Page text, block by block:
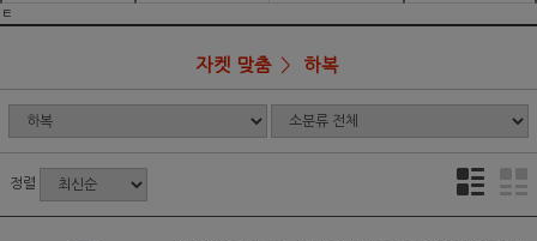
ㅌ
자켓 맞춤 하복
정렬